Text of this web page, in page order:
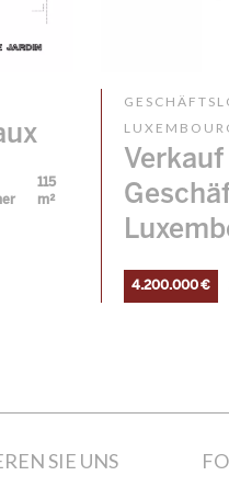
115
m²
4.200.000 €
SIE UNS